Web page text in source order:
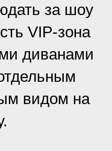
за шоу
VIP-зона
диванами
видом на